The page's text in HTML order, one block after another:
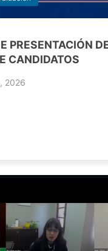
PRESENTACIÓN
CANDIDATOS
2026